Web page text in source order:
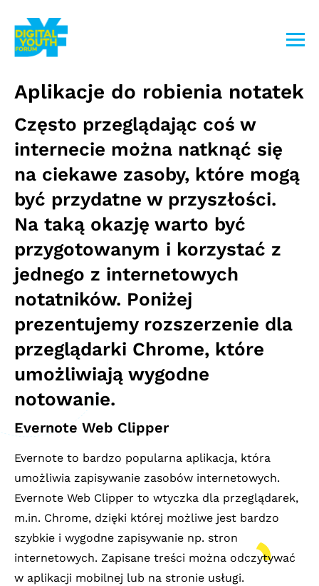
treści
Aplikacje do robienia notatek
Często przeglądając coś w
internecie można natknąć się
na ciekawe zasoby, które mogą
być przydatne w przyszłości.
Na taką okazję warto być
przygotowanym i korzystać z
jednego z internetowych
notatników. Poniżej
prezentujemy rozszerzenie dla
przeglądarki Chrome, które
umożliwiają wygodne
notowanie.
Evernote Web Clipper
Evernote to bardzo popularna aplikacja, która
umożliwia zapisywanie zasobów internetowych.
Evernote Web Clipper to wtyczka dla przeglądarek,
m.in. Chrome, dzięki której możliwe jest bardzo
szybkie i wygodne zapisywanie np. stron
internetowych. Zapisane treści można odczytywać
w aplikacji mobilnej lub na stronie usługi.